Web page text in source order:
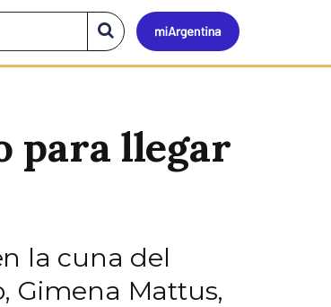
Mi
Buscar
en
el
para llegar
la cuna del
Gimena Mattus,